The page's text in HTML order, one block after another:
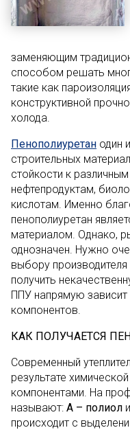
заменяющим
способом решать
такие как
конструктивной
холода.
Пенополиуретан один
строительных
стойкости к
нефтепродуктам,
кислотам. Именно
пенополиуретан
материалом. Однако,
однозначен. Нужно
выбору
получить
ППУ напрямую
компонентов.
КАК ПОЛУЧАЕТСЯ
Современный
результате
компонентами. На
называют: А – полиол и
происходит с